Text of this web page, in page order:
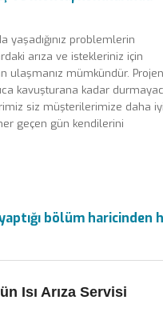
yaşadığınız problemlerin
arıza ve istekleriniz için
ulaşmanız mümkündür.
kavuşturana kadar
siz müşterilerimize daha iyi
geçen gün kendilerini
bölüm
Isı Arıza Servisi